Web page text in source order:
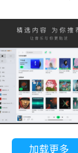
致细节
体验
加载更多